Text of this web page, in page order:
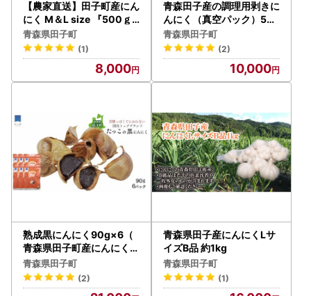
【農家直送】田子町産にん
にく M＆L size 『500ｇ
』
青森県田子町
(1)
8,000
青森田子産の調理用剥きに
んにく（真空パック）50
0g
青森県田子町
(2)
10,000
熟成黒にんにく90g×6（
青森県田子町産にんにく使
用）
青森県田子町
(2)
青森県田子産にんにくLサ
イズB品 約1kg
青森県田子町
(1)